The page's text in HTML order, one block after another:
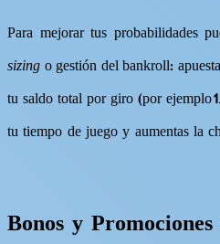
Para mejorar tus probabilidades
sizingo gestión del bankroll:
tu saldo total por giro (por ejemplo
tu tiempo de juego y aumentas la
Bonos y